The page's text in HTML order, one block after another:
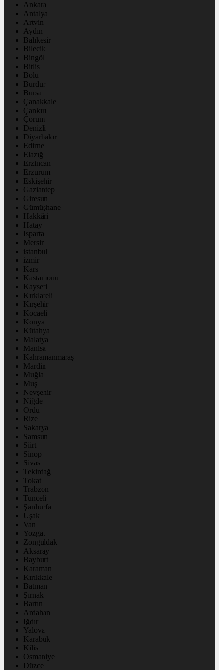
Ankara
Antalya
Artvin
Aydın
Balıkesir
Bilecik
Bingöl
Bitlis
Bolu
Burdur
Bursa
Çanakkale
Çankırı
Çorum
Denizli
Diyarbakır
Edirne
Elazığ
Erzincan
Erzurum
Eskişehir
Gaziantep
Giresun
Gümüşhane
Hakkâri
Hatay
Isparta
Mersin
istanbul
izmir
Kars
Kastamonu
Kayseri
Kırklareli
Kırşehir
Kocaeli
Konya
Kütahya
Malatya
Manisa
Kahramanmaraş
Mardin
Muğla
Muş
Nevşehir
Niğde
Ordu
Rize
Sakarya
Samsun
Siirt
Sinop
Sivas
Tekirdağ
Tokat
Trabzon
Tunceli
Şanlıurfa
Uşak
Van
Yozgat
Zonguldak
Aksaray
Bayburt
Karaman
Kırıkkale
Batman
Şırnak
Bartın
Ardahan
Iğdır
Yalova
Karabük
Kilis
Osmaniye
Düzce